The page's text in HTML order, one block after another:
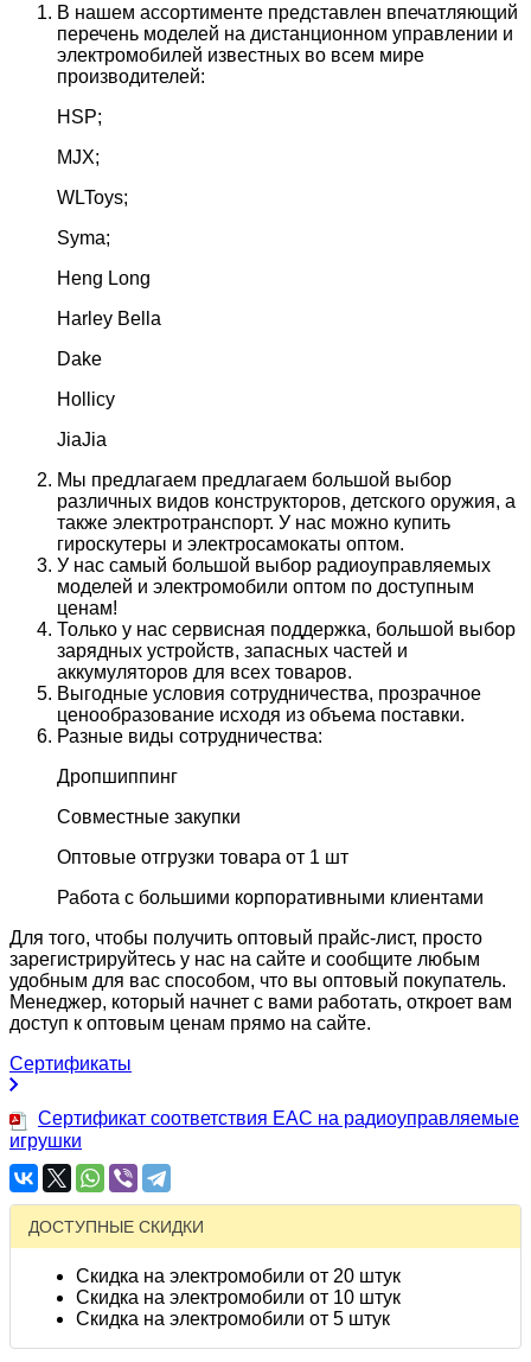
В нашем ассортименте представлен впечатляющий
перечень моделей на дистанционном управлении и
электромобилей известных во всем мире
производителей:
HSP;
MJX;
WLToys;
Syma;
Heng Long
Harley Bella
Dake
Hollicy
JiaJia
Мы предлагаем предлагаем большой выбор
различных видов конструкторов, детского оружия, а
также электротранспорт. У нас можно купить
гироскутеры и электросамокаты оптом.
У нас самый большой выбор радиоуправляемых
моделей и электромобили оптом по доступным
ценам!
Только у нас сервисная поддержка, большой выбор
зарядных устройств, запасных частей и
аккумуляторов для всех товаров.
Выгодные условия сотрудничества, прозрачное
ценообразование исходя из объема поставки.
Разные виды сотрудничества:
Дропшиппинг
Совместные закупки
Оптовые отгрузки товара от 1 шт
Работа с большими корпоративными клиентами
Для того, чтобы получить оптовый прайс-лист, просто
зарегистрируйтесь у нас на сайте и сообщите любым
удобным для вас способом, что вы оптовый покупатель.
Менеджер, который начнет с вами работать, откроет вам
доступ к оптовым ценам прямо на сайте.
Сертификаты
Сертификат соответствия EAC на радиоуправляемые
игрушки
ДОСТУПНЫЕ СКИДКИ
Скидка на электромобили от 20 штук
Скидка на электромобили от 10 штук
Скидка на электромобили от 5 штук